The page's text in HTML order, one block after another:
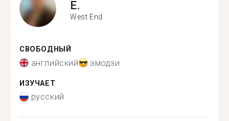
E.
West End
СВОБОДНЫЙ
английский эмодзи
ИЗУЧАЕТ
русский